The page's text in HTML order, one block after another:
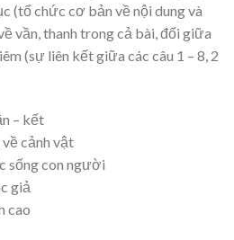
(tổ chức cơ bản về nội dung và
vần, thanh trong cả bài, đối giữa
(sự liên kết giữa các câu 1 – 8, 2
– kết
về cảnh vật
sống con người
giả
cao